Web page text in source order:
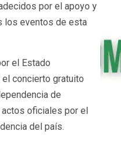
por el apoyo y
los eventos de esta
el Estado
concierto gratuito
de
oficiales por el
del país.